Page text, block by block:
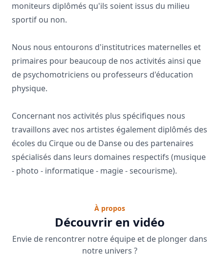
moniteurs diplômés qu'ils soient issus du milieu
sportif ou non.
Nous nous entourons d'institutrices maternelles et
primaires pour beaucoup de nos activités ainsi que
de psychomotriciens ou professeurs d'éducation
physique.
Concernant nos activités plus spécifiques nous
travaillons avec nos artistes également diplômés des
écoles du Cirque ou de Danse ou des partenaires
spécialisés dans leurs domaines respectifs (musique
- photo - informatique - magie - secourisme).
À propos
Découvrir en vidéo
Envie de rencontrer notre équipe et de plonger dans
notre univers ?